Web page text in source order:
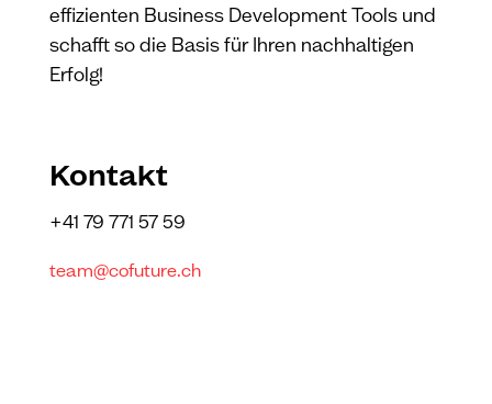
effizienten Business Development Tools und
schafft so die Basis für Ihren nachhaltigen
Erfolg!
Kontakt
+41 79 771 57 59
team@cofuture.ch